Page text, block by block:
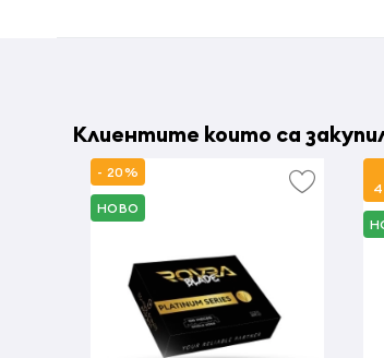
Клиентите които са
- 20%
НОВО